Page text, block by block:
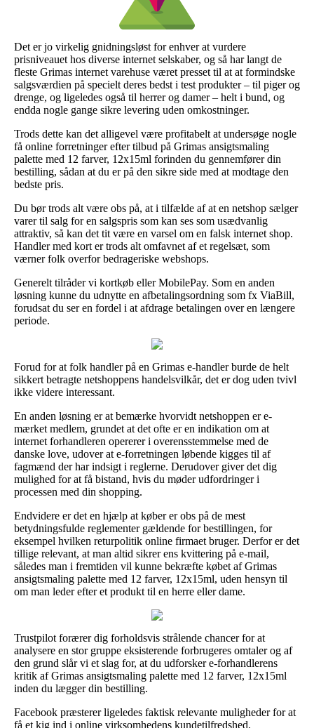
Det er jo virkelig gnidningsløst for enhver at vurdere
prisniveauet hos diverse internet selskaber, og så har langt de
fleste Grimas internet varehuse været presset til at at formindske
salgsværdien på specielt deres bedst i test produkter – til piger og
drenge, og ligeledes også til herrer og damer – helt i bund, og
endda nogle gange sikre levering uden omkostninger.
Trods dette kan det alligevel være profitabelt at undersøge nogle
få online forretninger efter tilbud på Grimas ansigtsmaling
palette med 12 farver, 12x15ml forinden du gennemfører din
bestilling, sådan at du er på den sikre side med at modtage den
bedste pris.
Du bør trods alt være obs på, at i tilfælde af at en netshop sælger
varer til salg for en salgspris som kan ses som usædvanlig
attraktiv, så kan det tit være en varsel om en falsk internet shop.
Handler med kort er trods alt omfavnet af et regelsæt, som
værner folk overfor bedrageriske webshops.
Generelt tilråder vi kortkøb eller MobilePay. Som en anden
løsning kunne du udnytte en afbetalingsordning som fx ViaBill,
forudsat du ser en fordel i at afdrage betalingen over en længere
periode.
Forud for at folk handler på en Grimas e-handler burde de helt
sikkert betragte netshoppens handelsvilkår, det er dog uden tvivl
ikke videre interessant.
En anden løsning er at bemærke hvorvidt netshoppen er e-
mærket medlem, grundet at det ofte er en indikation om at
internet forhandleren opererer i overensstemmelse med de
danske love, udover at e-forretningen løbende kigges til af
fagmænd der har indsigt i reglerne. Derudover giver det dig
mulighed for at få bistand, hvis du møder udfordringer i
processen med din shopping.
Endvidere er det en hjælp at køber er obs på de mest
betydningsfulde reglementer gældende for bestillingen, for
eksempel hvilken returpolitik online firmaet bruger. Derfor er det
tillige relevant, at man altid sikrer ens kvittering på e-mail,
således man i fremtiden vil kunne bekræfte købet af Grimas
ansigtsmaling palette med 12 farver, 12x15ml, uden hensyn til
om man leder efter et produkt til en herre eller dame.
Trustpilot forærer dig forholdsvis strålende chancer for at
analysere en stor gruppe eksisterende forbrugeres omtaler og af
den grund slår vi et slag for, at du udforsker e-forhandlerens
kritik af Grimas ansigtsmaling palette med 12 farver, 12x15ml
inden du lægger din bestilling.
Facebook præsterer ligeledes faktisk relevante muligheder for at
få et kig ind i online virksomhedens kundetilfredshed.